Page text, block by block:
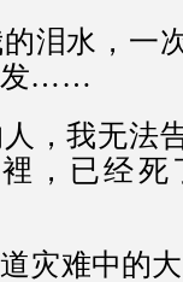
泪水，一
发……
，我无法
，已经死
灾难中的